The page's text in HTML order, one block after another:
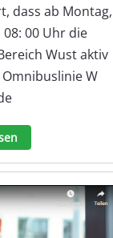
dass ab Montag,
08: 00 Uhr die
Wust aktiv
W